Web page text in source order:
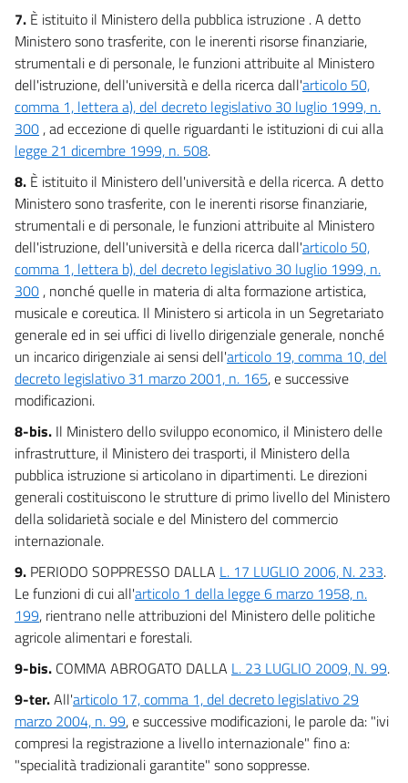
7. È istituito il Ministero della pubblica istruzione . A detto
Ministero sono trasferite, con le inerenti risorse finanziarie,
strumentali e di personale, le funzioni attribuite al Ministero
dell'istruzione, dell'università e della ricerca dall'articolo 50,
comma 1, lettera a), del decreto legislativo 30 luglio 1999, n.
300, ad eccezione di quelle riguardanti le istituzioni di cui alla
legge 21 dicembre 1999, n. 508.
8. È istituito il Ministero dell'università e della ricerca. A detto
Ministero sono trasferite, con le inerenti risorse finanziarie,
strumentali e di personale, le funzioni attribuite al Ministero
dell'istruzione, dell'università e della ricerca dall'articolo 50,
comma 1, lettera b), del decreto legislativo 30 luglio 1999, n.
300, nonché quelle in materia di alta formazione artistica,
musicale e coreutica. Il Ministero si articola in un Segretariato
generale ed in sei uffici di livello dirigenziale generale, nonché
un incarico dirigenziale ai sensi dell'articolo 19, comma 10, del
decreto legislativo 31 marzo 2001, n. 165, e successive
modificazioni.
8-bis. Il Ministero dello sviluppo economico, il Ministero delle
infrastrutture, il Ministero dei trasporti, il Ministero della
pubblica istruzione si articolano in dipartimenti. Le direzioni
generali costituiscono le strutture di primo livello del Ministero
della solidarietà sociale e del Ministero del commercio
internazionale.
9. PERIODO SOPPRESSO DALLA L. 17 LUGLIO 2006, N. 233.
Le funzioni di cui all'articolo 1 della legge 6 marzo 1958, n.
199, rientrano nelle attribuzioni del Ministero delle politiche
agricole alimentari e forestali.
9-bis. COMMA ABROGATO DALLA L. 23 LUGLIO 2009, N. 99.
9-ter.All'articolo 17, comma 1, del decreto legislativo 29
marzo 2004, n. 99, e successive modificazioni, le parole da: "ivi
compresi la registrazione a livello internazionale" fino a:
"specialità tradizionali garantite" sono soppresse.